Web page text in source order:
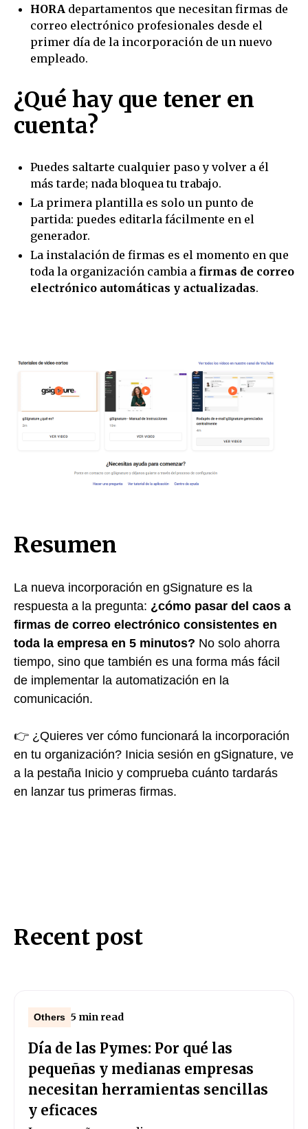
HORA departamentos que necesitan firmas de
correo electrónico profesionales desde el
primer día de la incorporación de un nuevo
empleado.
¿Qué hay que tener en
cuenta?
Puedes saltarte cualquier paso y volver a él
más tarde; nada bloquea tu trabajo.
La primera plantilla es solo un punto de
partida: puedes editarla fácilmente en el
generador.
La instalación de firmas es el momento en que
toda la organización cambia a firmas de correo
electrónico automáticas y actualizadas.
Resumen
La nueva incorporación en gSignature es la
respuesta a la pregunta: ¿cómo pasar del caos a
firmas de correo electrónico consistentes en
toda la empresa en 5 minutos? No solo ahorra
tiempo, sino que también es una forma más fácil
de implementar la automatización en la
comunicación.
👉 ¿Quieres ver cómo funcionará la incorporación
en tu organización? Inicia sesión en gSignature, ve
a la pestaña Inicio y comprueba cuánto tardarás
en lanzar tus primeras firmas.
Recent post
Others 5 min read
Día de las Pymes: Por qué las
pequeñas y medianas empresas
necesitan herramientas sencillas
y eficaces